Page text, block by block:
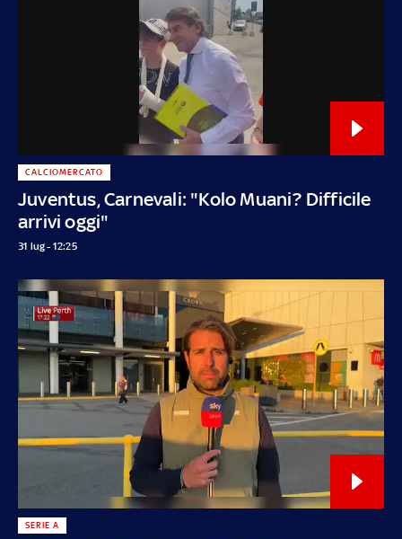
Juventus, Carnevali: "Kolo Muani? Difficile
arrivi oggi"
CALCIOMERCATO
31 lug - 12:25
SERIE A